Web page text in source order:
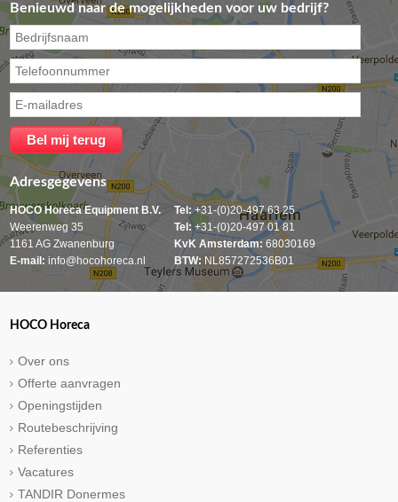
Benieuwd naar de mogelijkheden voor uw bedrijf?
Adresgegevens
HOCO Horeca Equipment B.V.
Weerenweg 35
1161 AG Zwanenburg
E-mail: info@hocohoreca.nl
Tel:+31-(0)20-497 63 25
Tel:+31-(0)20-497 01 81
KvK Amsterdam: 68030169
BTW: NL857272536B01
HOCO Horeca
Over ons
Offerte aanvragen
Openingstijden
Routebeschrijving
Referenties
Vacatures
TANDIR Donermes